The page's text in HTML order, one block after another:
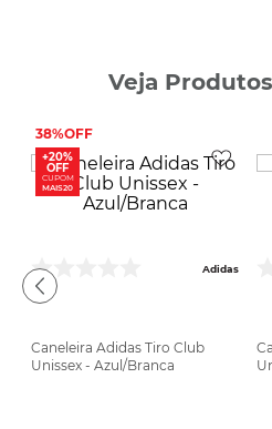
Veja
38%
+20%
OFF
CUPOM
MAIS20
Adidas
Caneleira Adidas Tiro Club
Unissex - Azul/Branca